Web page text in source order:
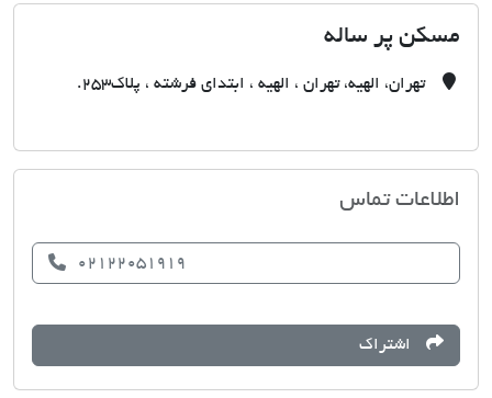
مسکن پر ساله
تهران، الهيه، تهران ، الهیه ، ابتدای فرشته ، پلاک253.
اطلاعات تماس
02122051919
اشتراک